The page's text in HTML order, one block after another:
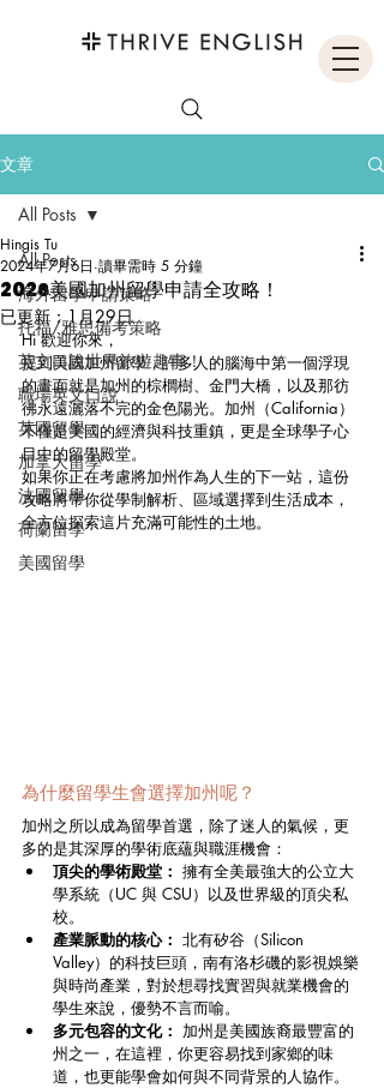
文章
All Posts
海外留學申請策略
托福/雅思備考策略
英文口說世界旅遊趣事！
職場英文口說
英國留學
加拿大留學
法國留學
荷蘭留學
美國留學
All Posts
2026美國加州留學申請全攻略！
Hingis Tu
2024年7月6日 讀畢需時 5 分鐘
已更新：1月29日
Hi 歡迎你來，
提到美國加州留學，許多人的腦海中第一個浮現
的畫面就是加州的棕櫚樹、金門大橋，以及那彷
彿永遠灑落不完的金色陽光。加州（California）
不僅是美國的經濟與科技重鎮，更是全球學子心
目中的留學殿堂。
如果你正在考慮將加州作為人生的下一站，這份
攻略將帶你從學制解析、區域選擇到生活成本，
全方位探索這片充滿可能性的土地。
為什麼留學生會選擇加州呢？
加州之所以成為留學首選，除了迷人的氣候，更
多的是其深厚的學術底蘊與職涯機會：
頂尖的學術殿堂： 擁有全美最強大的公立大
學系統（UC 與 CSU）以及世界級的頂尖私
校。
產業脈動的核心： 北有矽谷（Silicon
Valley）的科技巨頭，南有洛杉磯的影視娛樂
與時尚產業，對於想尋找實習與就業機會的
學生來說，優勢不言而喻。
多元包容的文化： 加州是美國族裔最豐富的
州之一，在這裡，你更容易找到家鄉的味
道，也更能學會如何與不同背景的人協作。